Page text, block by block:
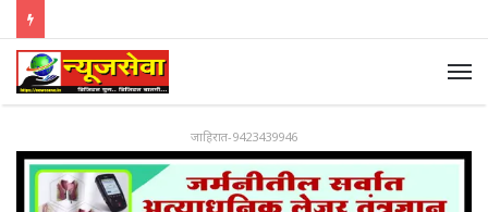
जाहिरात-9423439946